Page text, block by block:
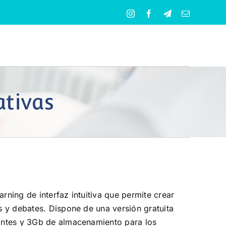
InstagramFacebookTelegramCorreo
de interfaz intuitiva que permite crear
debates. Dispone de una versión gratuita
y 3Gb de almacenamiento para los